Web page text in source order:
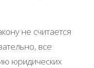
не считается
все
юридических